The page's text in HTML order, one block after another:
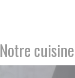
Notre cuisine